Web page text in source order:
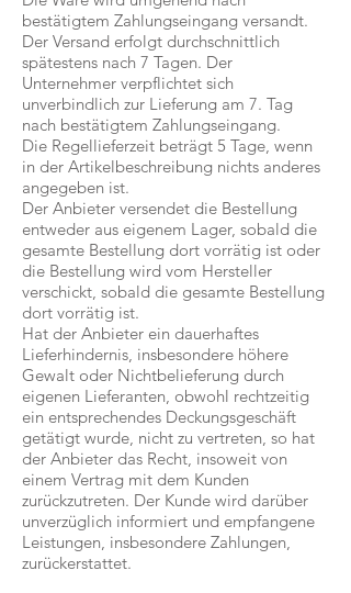
bestätigtem Zahlungseingang versandt.
Der Versand erfolgt durchschnittlich
spätestens nach 7 Tagen. Der
Unternehmer verpflichtet sich
unverbindlich zur Lieferung am 7. Tag
nach bestätigtem Zahlungseingang.
Die Regellieferzeit beträgt 5 Tage, wenn
in der Artikelbeschreibung nichts anderes
angegeben ist.
Der Anbieter versendet die Bestellung
entweder aus eigenem Lager, sobald die
gesamte Bestellung dort vorrätig ist oder
die Bestellung wird vom Hersteller
verschickt, sobald die gesamte Bestellung
dort vorrätig ist.
Hat der Anbieter ein dauerhaftes
Lieferhindernis, insbesondere höhere
Gewalt oder Nichtbelieferung durch
eigenen Lieferanten, obwohl rechtzeitig
ein entsprechendes Deckungsgeschäft
getätigt wurde, nicht zu vertreten, so hat
der Anbieter das Recht, insoweit von
einem Vertrag mit dem Kunden
zurückzutreten. Der Kunde wird darüber
unverzüglich informiert und empfangene
Leistungen, insbesondere Zahlungen,
zurückerstattet.